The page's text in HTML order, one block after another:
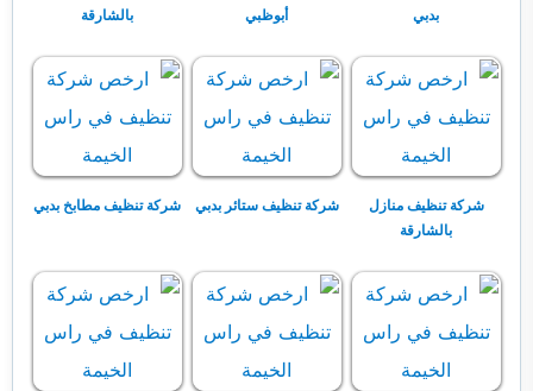
بدبي
أبوظبي
بالشارقة
شركة تنظيف منازل
بالشارقة
شركة تنظيف ستائر بدبي شركة تنظيف مطابخ بدبي